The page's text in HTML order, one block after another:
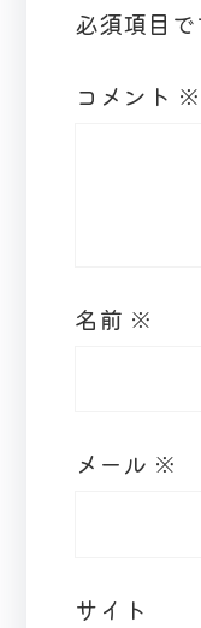
必須項目で
コメント ※
名前 ※
メール ※
サイト